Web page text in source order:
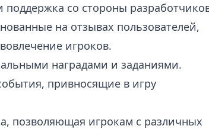
поддержка со стороны
на отзывах пользователей,
игроков.
наградами и заданиями.
привносящие в игру
позволяющая игрокам с различных